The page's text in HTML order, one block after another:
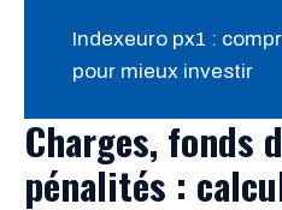
Indexeuro px1 :
pour mieux investir
Charges, fonds
pénalités :